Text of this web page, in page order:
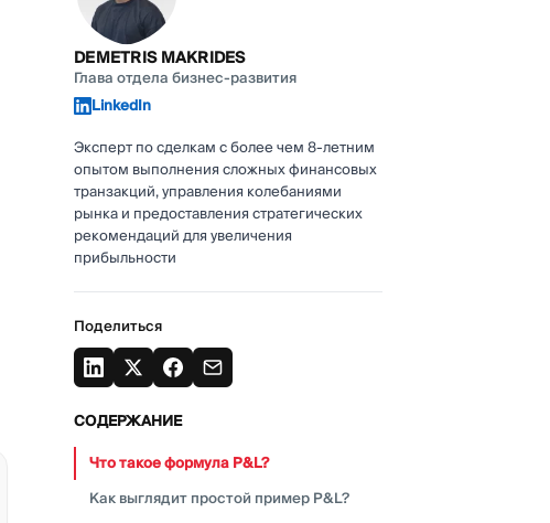
DEMETRIS MAKRIDES
Глава отдела бизнес-развития
LinkedIn
Эксперт по сделкам с более чем 8-летним
опытом выполнения сложных финансовых
транзакций, управления колебаниями
рынка и предоставления стратегических
рекомендаций для увеличения
прибыльности
Поделиться
СОДЕРЖАНИЕ
Что такое формула P&L?
Как выглядит простой пример P&L?